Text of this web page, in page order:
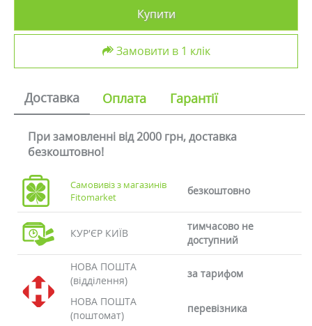
Купити
Замовити в 1 клік
Доставка Оплата Гарантії
При замовленні від 2000 грн, доставка
безкоштовно!
Самовивіз з магазинів
Fitomarket
безкоштовно
КУР'ЄР КИЇВ
тимчасово не
доступний
НОВА ПОШТА
(відділення)
за тарифом
НОВА ПОШТА
(поштомат)
перевізника